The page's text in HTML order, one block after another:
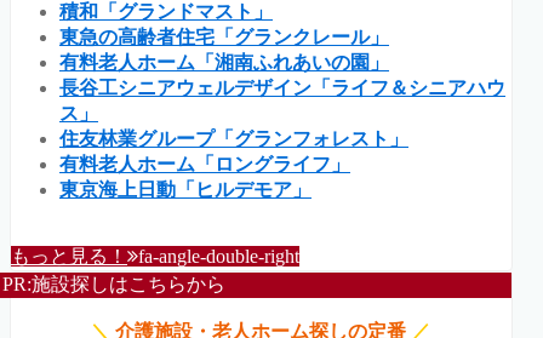
積和「グランドマスト」
東急の高齢者住宅「グランクレール」
有料老人ホーム「湘南ふれあいの園」
長谷工シニアウェルデザイン「ライフ＆シニアハウ
ス」
住友林業グループ「グランフォレスト」
有料老人ホーム「ロングライフ」
東京海上日動「ヒルデモア」
もっと見る！ fa-angle-double-right
PR:施設探しはこちらから
＼ 介護施設・老人ホーム探しの定番 ／